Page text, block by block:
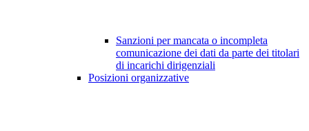
Sanzioni per mancata o incompleta
comunicazione dei dati da parte dei titolari
di incarichi dirigenziali
Posizioni organizzative